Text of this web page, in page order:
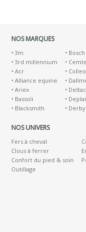
NOS MARQUES
• 3m
• 3rd millennium
• Acr
• Alliance equine
• Ariex
• Bassoli
• Blacksmith
• Bosch
•
•
•
•
•
• Derby
NOS UNIVERS
Fers à cheval
Clous à ferrer
Confort du pied & soin
Outillage